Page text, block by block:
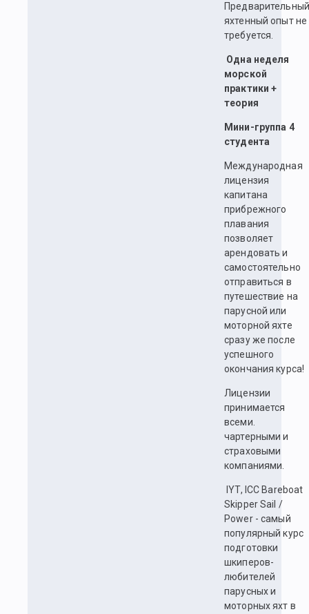
Предварительный
яхтенный опыт не
требуется.
Одна неделя
морской
практики +
теория
Мини-группа 4
студента
Международная
лицензия
капитана
прибрежного
плавания
позволяет
арендовать и
самостоятельно
отправиться в
путешествие на
парусной или
моторной яхте
сразу же после
успешного
окончания курса!
Лицензии
принимается
всеми.
чартерными и
страховыми
компаниями.
IYT, ICC Bareboat
Skipper Sail /
Power - самый
популярный курс
подготовки
шкиперов-
любителей
парусных и
моторных яхт в